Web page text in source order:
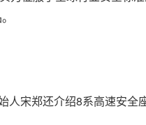
宋郑还介绍8系高速安全